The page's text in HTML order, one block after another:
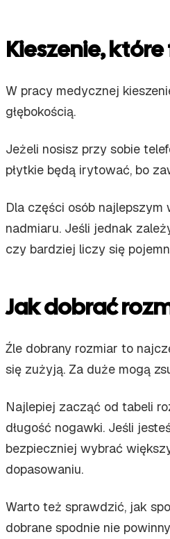
Kieszenie,
W pracy medycznej
głębokością.
Jeżeli nosisz przy sobie
płytkie będą irytować, bo
Dla części osób najlepszym
nadmiaru. Jeśli jednak
czy bardziej liczy się
Jak dobrać
Źle dobrany rozmiar to
się zużyją. Za duże mogą
Najlepiej zacząć od tabeli
długość nogawki. Jeśli
bezpieczniej wybrać
dopasowaniu.
Warto też sprawdzić, jak
dobrane spodnie nie